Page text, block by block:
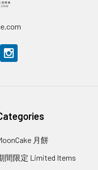
月餅
間限定 Limited Items